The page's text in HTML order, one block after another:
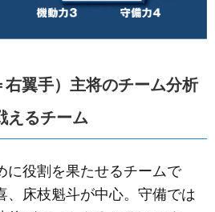
翼手）主将のチーム分析
えるチーム
役割を果たせるチームで
、床枝魁斗が中心。守備では